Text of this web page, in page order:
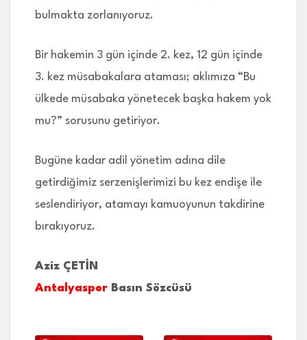
bulmakta zorlanıyoruz.
Bir hakemin 3 gün içinde 2. kez, 12 gün içinde
3. kez müsabakalara ataması; aklımıza “Bu
ülkede müsabaka yönetecek başka hakem yok
mu?” sorusunu getiriyor.
Bugüne kadar adil yönetim adına dile
getirdiğimiz serzenişlerimizi bu kez endişe ile
seslendiriyor, atamayı kamuoyunun takdirine
bırakıyoruz.
Aziz ÇETİN
Antalyaspor Basın Sözcüsü